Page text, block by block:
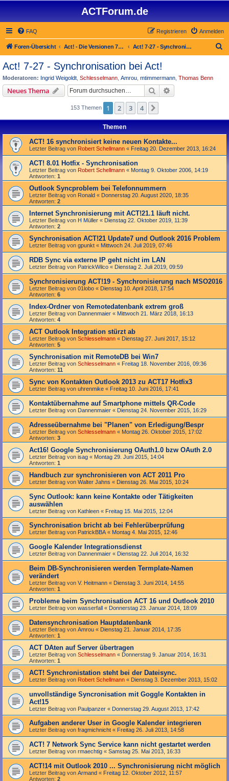
ACTForum.de
FAQ Anmelden
Registrieren
Foren-Übersicht Act! - Die Versionen 7.x bis 27.x Act! 7-27 - Synchronisation bei Act!
Act! 7-27 - Synchronisation bei Act!
Moderatoren: Ingrid Weigoldt Schlesselmann Amrou mtimmermann Thomas Benn
Neues Thema Suche
153 Themen 1 2 3 4
Themen
ACT! 16 synchronisiert keine neuen Kontakte...
Letzter Beitrag von Robert Schellmann « Freitag 20. Dezember 2013, 16:24
ACT! 8.01 Hotfix - Synchronisation
Letzter Beitrag von Robert Schellmann « Montag 9. Oktober 2006, 14:19
Antworten: 1
Outlook Syncproblem bei Telefonnummern
Letzter Beitrag von Ronald « Donnerstag 20. August 2020, 18:35
Antworten: 2
Internet Synchronisierung mit ACT!21.1 läuft nicht.
Letzter Beitrag von H Müller « Dienstag 22. Oktober 2019, 11:39
Antworten: 2
Synchronisation ACT!21 Update7 und Outlook 2016 Problem
Letzter Beitrag von gpunkt « Mittwoch 24. Juli 2019, 07:46
RDB Sync via externe IP geht nicht im LAN
Letzter Beitrag von PatrickWilco « Dienstag 2. Juli 2019, 09:59
Synchronisierung ACT!19 - Synchronisierung nach MSO2016
Letzter Beitrag von 01lobo « Dienstag 10. April 2018, 17:54
Antworten: 6
Index-Ordner von Remotedatenbank extrem groß
Letzter Beitrag von Dannenmaier « Mittwoch 21. März 2018, 16:13
Antworten: 4
ACT Outlook Integration stürzt ab
Letzter Beitrag von Schlesselmann « Dienstag 27. Juni 2017, 15:12
Antworten: 5
Synchronisation mit RemoteDB bei Win7
Letzter Beitrag von Schlesselmann « Freitag 18. November 2016, 09:36
Antworten: 11
Sync von Kontakten Outlook 2013 zu ACT17 Hotfix3
Letzter Beitrag von uhrenmike « Freitag 10. Juni 2016, 17:41
Kontaktübernahme auf Smartphone mittels QR-Code
Letzter Beitrag von Dannenmaier « Dienstag 24. November 2015, 16:29
Adresseübernahme bei "Planen" von Erledigung/Bespr
Letzter Beitrag von Schlesselmann « Montag 26. Oktober 2015, 17:02
Antworten: 3
Act16! Google Synchronisierung OAuth1.0 bzw OAuth 2.0
Letzter Beitrag von isag « Montag 29. Juni 2015, 14:04
Antworten: 1
Handbuch zur synchronisieren von ACT 2011 Pro
Letzter Beitrag von Walter Jahns « Dienstag 26. Mai 2015, 10:24
Sync Outlook: kann keine Kontakte oder Tätigkeiten
auswählen
Letzter Beitrag von Kathleen « Freitag 15. Mai 2015, 12:04
Synchronisation bricht ab bei Fehlerüberprüfung
Letzter Beitrag von PatrickBBA « Montag 4. Mai 2015, 12:46
Google Kalender Integrationsdienst
Letzter Beitrag von Dannenmaier « Dienstag 22. Juli 2014, 16:32
Beim DB-Synchronisieren werden Termplate-Namen
verändert
Letzter Beitrag von V. Heitmann « Dienstag 3. Juni 2014, 14:55
Antworten: 1
Probleme beim Synchronisation ACT 16 und Outlook 2010
Letzter Beitrag von wasserfall « Donnerstag 23. Januar 2014, 18:09
Datensynchronisation Hauptdatenbank
Letzter Beitrag von Amrou « Dienstag 21. Januar 2014, 17:35
Antworten: 1
ACT DAten auf Server übertragen
Letzter Beitrag von Schlesselmann « Donnerstag 9. Januar 2014, 16:31
Antworten: 1
ACT! Synchronistation steht bei der Dateisync.
Letzter Beitrag von Robert Schellmann « Dienstag 3. Dezember 2013, 15:02
unvollständige Syncronisation mit Goggle Kontakten in
Act!15
Letzter Beitrag von Paulpanzer « Donnerstag 29. August 2013, 17:42
Aufgaben anderer User in Google Kalender integrieren
Letzter Beitrag von fragmichnicht « Freitag 26. Juli 2013, 14:58
ACT! 7 Network Sync Service kann nicht gestartet werden
Letzter Beitrag von rmaechtig « Samstag 25. Mai 2013, 16:33
ACT!14 mit Outlook 2010 ... Synchronisierung nicht möglich
Letzter Beitrag von Armand « Freitag 12. Oktober 2012, 11:57
Antworten: 2